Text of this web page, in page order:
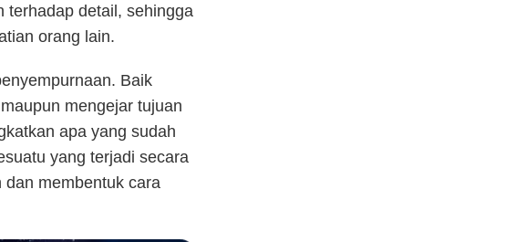
terhadap detail, sehingga
orang lain.
Baik
mengejar tujuan
apa yang sudah
yang terjadi secara
dan membentuk cara